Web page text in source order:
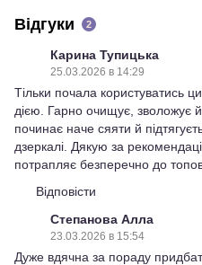
Відгуки 2
Карина Тупицька
25.03.2026 в 14:29
Тільки почала користуватись
дією. Гарно очищує, зволожує
починає наче сяяти й
дзеркалі. Дякую за
потрапляє безперечно до
Відповісти
Степанова Алла
23.03.2026 в 15:54
Дуже вдячна за пораду